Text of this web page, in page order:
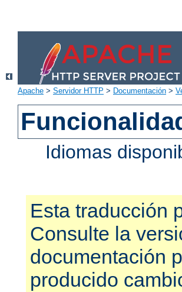
Apache > Servidor HTTP > Documentación >
Idiomas
Esta traducción
Consulte la
documentación
producido